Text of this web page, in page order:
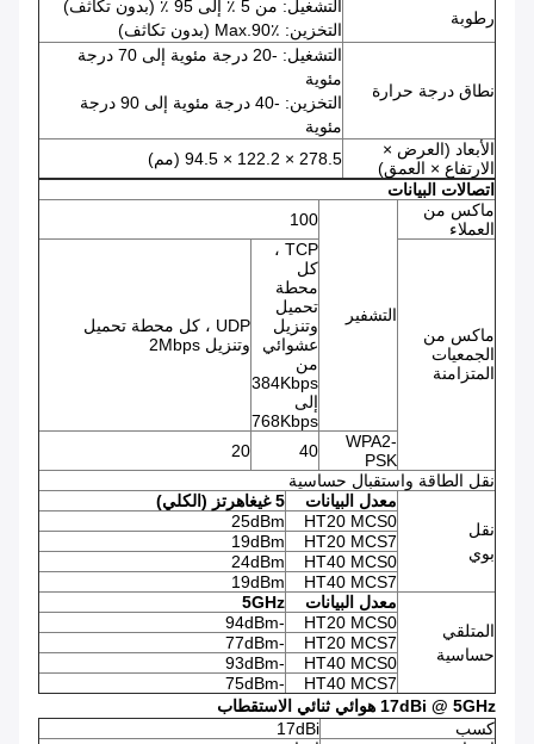
رطوبة
التشغيل: من 5 ٪ إلى 95 ٪ (بدون تكاثف)
التخزين: Max.90٪ (بدون تكاثف)
نطاق درجة حرارة
التشغيل: -20 درجة مئوية إلى 70 درجة
مئوية
التخزين: -40 درجة مئوية إلى 90 درجة
مئوية
الأبعاد (العرض ×
الارتفاع × العمق)
278.5 × 122.2 × 94.5 (مم)
اتصالات البيانات
ماكس من
العملاء
التشفير
100
ماكس من
الجمعيات
المتزامنة
TCP ،
كل
محطة
تحميل
وتنزيل
عشوائي
من
384Kbps
إلى
768Kbps
UDP ، كل محطة تحميل
وتنزيل 2Mbps
WPA2-
PSK
40
20
نقل الطاقة واستقبال حساسية
نقل
بوي
معدل البيانات
5 غيغاهرتز (الكلي)
HT20 MCS0
25dBm
HT20 MCS7
19dBm
HT40 MCS0
24dBm
HT40 MCS7
19dBm
المتلقي
حساسية
معدل البيانات
5GHz
HT20 MCS0
-94dBm
HT20 MCS7
-77dBm
HT40 MCS0
-93dBm
HT40 MCS7
-75dBm
17dBi @ 5GHz هوائي ثنائي الاستقطاب
كسب
17dBi